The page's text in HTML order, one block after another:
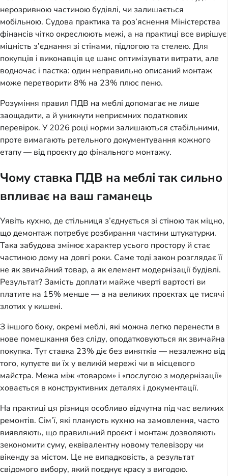
нерозривною частиною будівлі, чи залишається
мобільною. Судова практика та роз’яснення Міністерства
фінансів чітко окреслюють межі, а на практиці все вирішує
міцність з’єднання зі стінами, підлогою та стелею. Для
покупців і виконавців це шанс оптимізувати витрати, але
водночас і пастка: один неправильно описаний монтаж
може перетворити 8% на 23% плюс пеню.
Розуміння правил ПДВ на меблі допомагає не лише
заощадити, а й уникнути неприємних податкових
перевірок. У 2026 році норми залишаються стабільними,
проте вимагають ретельного документування кожного
етапу — від проєкту до фінального монтажу.
Чому ставка ПДВ на меблі так сильно
впливає на ваш гаманець
Уявіть кухню, де стільниця з’єднується зі стіною так міцно,
що демонтаж потребує розбирання частини штукатурки.
Така забудова змінює характер усього простору й стає
частиною дому на довгі роки. Саме тоді закон розглядає її
не як звичайний товар, а як елемент модернізації будівлі.
Результат? Замість доплати майже чверті вартості ви
платите на 15% менше — а на великих проєктах це тисячі
злотих у кишені.
З іншого боку, окремі меблі, які можна легко перенести в
нове помешкання без сліду, оподатковуються як звичайна
покупка. Тут ставка 23% діє без винятків — незалежно від
того, купуєте ви їх у великій мережі чи в місцевого
майстра. Межа між «товаром» і «послугою з модернізації»
ховається в конструктивних деталях і документації.
На практиці ця різниця особливо відчутна під час великих
ремонтів. Сім’ї, які планують кухню на замовлення, часто
виявляють, що правильний проєкт і монтаж дозволяють
зекономити суму, еквівалентну новому телевізору чи
вікенду за містом. Це не випадковість, а результат
свідомого вибору, який поєднує красу з вигодою.